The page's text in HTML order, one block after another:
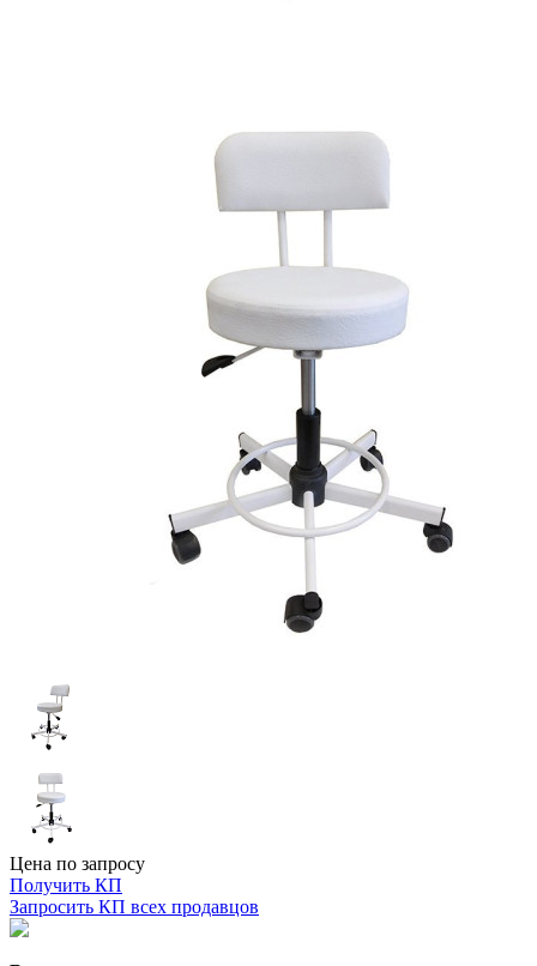
Цена по запросу
Получить КП
Запросить КП всех продавцов